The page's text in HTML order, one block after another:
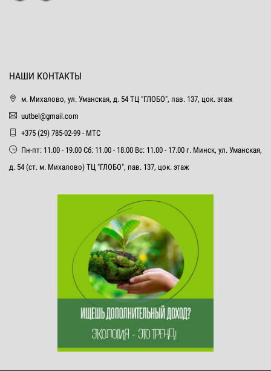
НАШИ КОНТАКТЫ
м. Михалово, ул. Уманская, д. 54 ТЦ "ГЛОБО", пав. 137, цок. этаж
uutbel@gmail.com
+375 (29) 785-02-99 - МТС
Пн-пт: 11.00 - 19.00 Сб: 11.00 - 18.00 Вс: 11.00 - 17.00 г. Минск, ул. Уманская,
д. 54 (ст. м. Михалово) ТЦ "ГЛОБО", пав. 137, цок. этаж